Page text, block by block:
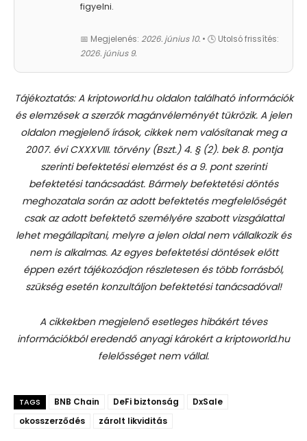
figyelni.
📅 Megjelenés: 2026. június 10. • 🕓 Utolsó frissítés:
2026. június 9.
Tájékoztatás: A kriptoworld.hu oldalon található információk
és elemzések a szerzők magánvéleményét tükrözik. A jelen
oldalon megjelenő írások, cikkek nem valósítanak meg a
2007. évi CXXXVIII. törvény (Bszt.) 4. § (2). bek 8. pontja
szerinti befektetési elemzést és a 9. pont szerinti
befektetési tanácsadást. Bármely befektetési döntés
meghozatala során az adott befektetés megfelelőségét
csak az adott befektető személyére szabott vizsgálattal
lehet megállapítani, melyre a jelen oldal nem vállalkozik és
nem is alkalmas. Az egyes befektetési döntések előtt
éppen ezért tájékozódjon részletesen és több forrásból,
szükség esetén konzultáljon befektetési tanácsadóval!
A cikkekben megjelenő esetleges hibákért téves
információkból eredendő anyagi károkért a kriptoworld.hu
felelősséget nem vállal.
TAGS BNB Chain DeFi biztonság
DxSale
okosszerződés
zárolt likviditás